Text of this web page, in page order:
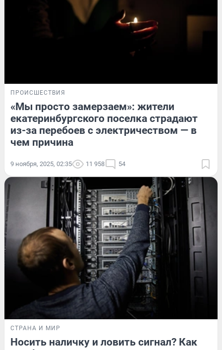
ПРОИСШЕСТВИЯ
«Мы просто замерзаем»: жители
екатеринбургского поселка страдают
из-за перебоев с электричеством — в
чем причина
9 ноября, 2025, 02:35 11 958 54
СТРАНА И МИР
Носить наличку и ловить сигнал? Как